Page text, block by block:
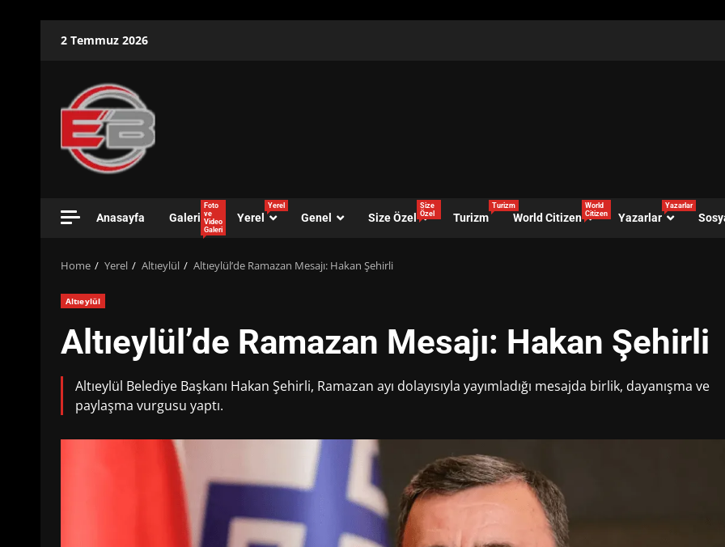
2 Temmuz 2026
Anasayfa Galeri
Foto
ve
Video
Galeri
Yerel
Yerel
Genel Size Özel
Size
Özel
Turizm
Turizm
World Citizen
World
Citizen
Yazarlar
Yazarlar
Home Yerel Altıeylül Altıeylül’de Ramazan Mesajı: Hakan Şehirli
Altıeylül
Altıeylül’de Ramazan Mesajı: Hakan Şehirli
Altıeylül Belediye Başkanı Hakan Şehirli, Ramazan ayı dolayısıyla yayımladığı mesajda birlik, dayanışma ve
paylaşma vurgusu yaptı.